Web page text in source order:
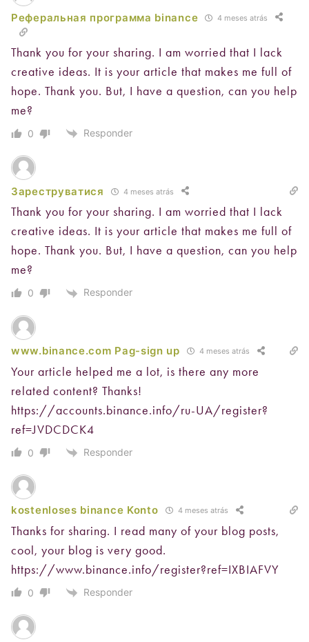
Реферальная программа binance 4 meses atrás
Thank you for your sharing. I am worried that I lack
creative ideas. It is your article that makes me full of
hope. Thank you. But, I have a question, can you help
me?
0 Responder
Зареструватися 4 meses atrás
Thank you for your sharing. I am worried that I lack
creative ideas. It is your article that makes me full of
hope. Thank you. But, I have a question, can you help
me?
0 Responder
www.binance.com Pag-sign up 4 meses atrás
Your article helped me a lot, is there any more
related content? Thanks!
https://accounts.binance.info/ru-UA/register?
ref=JVDCDCK4
0 Responder
kostenloses binance Konto 4 meses atrás
Thanks for sharing. I read many of your blog posts,
cool, your blog is very good.
https://www.binance.info/register?ref=IXBIAFVY
0 Responder